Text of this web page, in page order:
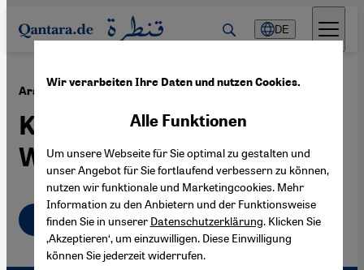
Direkt zum Inhalt springen
DE
Araber und Nazi-Deutschland·01.12.2010
Kollaborateure und
Widersacher
Deutsch
Wir verarbeiten Ihre Daten und nutzen Cookies.
Alle Funktionen
Um unsere Webseite für Sie optimal zu gestalten und
unser Angebot für Sie fortlaufend verbessern zu können,
nutzen wir funktionale und Marketingcookies. Mehr
Information zu den Anbietern und der Funktionsweise
finden Sie in unserer Datenschutzerklärung. Klicken Sie
‚Akzeptieren‘, um einzuwilligen. Diese Einwilligung
können Sie jederzeit widerrufen.